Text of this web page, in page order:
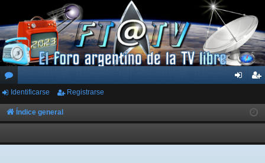
or
os
ar
ist
rs
Identificarse Registrarse
Índice general